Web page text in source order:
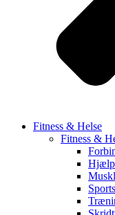
Fitness & Helse
Fitness &